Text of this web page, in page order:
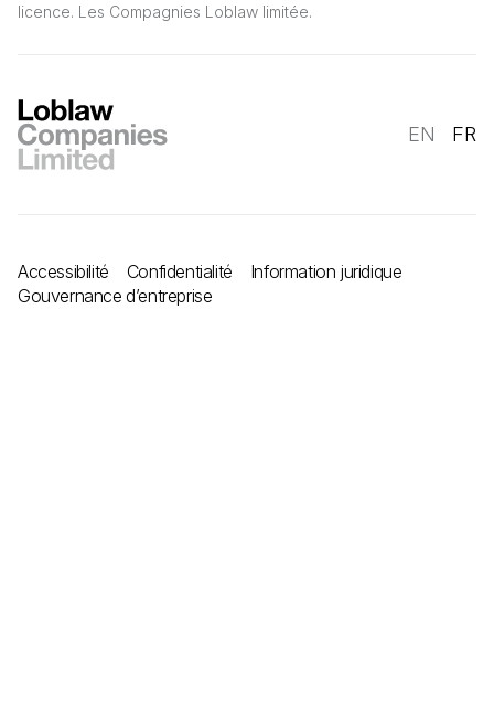
licence. Les Compagnies Loblaw limitée.
EN FR
Accessibilité Confidentialité
Information juridique
Gouvernance d’entreprise